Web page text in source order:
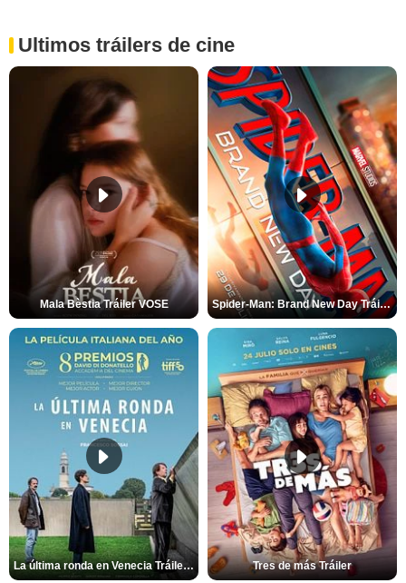
Ultimos tráilers de cine
Mala Bèstia Tráiler VOSE Spider-Man: Brand New Day Tráiler (3)
La última ronda en Venecia Tráiler VOSE Tres de más Tráiler